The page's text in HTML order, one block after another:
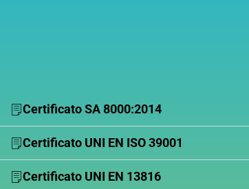
Certificato SA 8000:2014
Certificato UNI EN ISO 39001
Certificato UNI EN 13816